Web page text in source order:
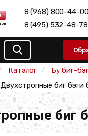
8 (968) 800-44-00
8 (495) 532-48-78
Каталог
Бу биг-
Двухстропные биг бэги
биг